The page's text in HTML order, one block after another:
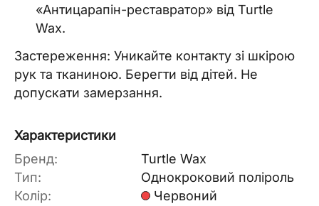
«Антицарапін-реставратор» від Turtle
Wax.
Застереження: Уникайте контакту зі шкірою
рук та тканиною. Берегти від дітей. Не
допускати замерзання.
Характеристики
Бренд:
Turtle Wax
Тип:
Однокроковий поліроль
Колір:
Червоний